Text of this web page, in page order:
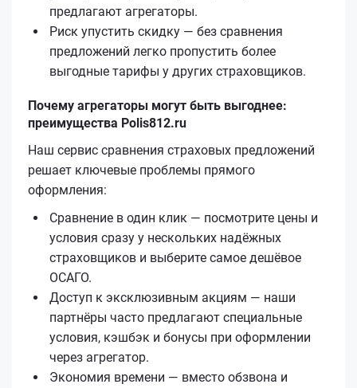
предлагают агрегаторы.
Риск упустить скидку — без сравнения
предложений легко пропустить более
выгодные тарифы у других страховщиков.
Почему агрегаторы могут быть выгоднее:
преимущества Polis812.ru
Наш сервис сравнения страховых предложений
решает ключевые проблемы прямого
оформления:
Сравнение в один клик — посмотрите цены и
условия сразу у нескольких надёжных
страховщиков и выберите самое дешёвое
ОСАГО.
Доступ к эксклюзивным акциям — наши
партнёры часто предлагают специальные
условия, кэшбэк и бонусы при оформлении
через агрегатор.
Экономия времени — вместо обзвона и